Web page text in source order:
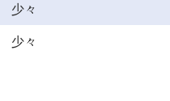
少々
少々